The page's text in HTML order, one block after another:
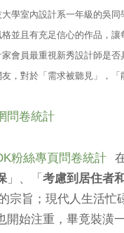
學室內設計系一年級的吳
並且有充足信心的作品，讓
會員最重視新秀設計師是否
，對於「需求被聽見」，「
問卷統計
粉絲專頁問卷統計
」、「 考慮到居住者
宗旨；現代人生活忙
開始注重，畢竟裝潢